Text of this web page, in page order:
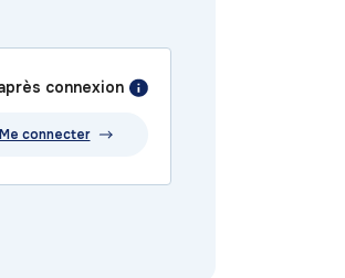
connexion
Me connecter